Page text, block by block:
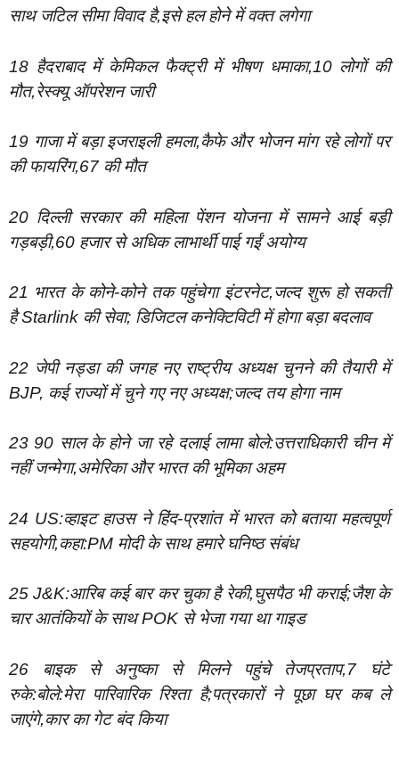
साथ जटिल सीमा विवाद है,इसे हल होने में वक्त लगेगा
18 हैदराबाद में केमिकल फैक्ट्री में भीषण धमाका,10 लोगों की
मौत,रेस्क्यू ऑपरेशन जारी
19 गाजा में बड़ा इजराइली हमला,कैफे और भोजन मांग रहे लोगों पर
की फायरिंग,67 की मौत
20 दिल्ली सरकार की महिला पेंशन योजना में सामने आई बड़ी
गड़बड़ी,60 हजार से अधिक लाभार्थी पाई गईं अयोग्य
21 भारत के कोने-कोने तक पहुंचेगा इंटरनेट,जल्द शुरू हो सकती
है Starlink की सेवा; डिजिटल कनेक्टिविटी में होगा बड़ा बदलाव
22 जेपी नड्डा की जगह नए राष्ट्रीय अध्यक्ष चुनने की तैयारी में
BJP, कई राज्यों में चुने गए नए अध्यक्ष;जल्द तय होगा नाम
23 90 साल के होने जा रहे दलाई लामा बोले:उत्तराधिकारी चीन में
नहीं जन्मेगा,अमेरिका और भारत की भूमिका अहम
24 US:व्हाइट हाउस ने हिंद-प्रशांत में भारत को बताया महत्वपूर्ण
सहयोगी,कहा:PM मोदी के साथ हमारे घनिष्ठ संबंध
25 J&K:आरिब कई बार कर चुका है रेकी,घुसपैठ भी कराई;जैश के
चार आतंकियों के साथ POK से भेजा गया था गाइड
26 बाइक से अनुष्का से मिलने पहुंचे तेजप्रताप,7 घंटे
रुके:बोले:मेरा पारिवारिक रिश्ता है;पत्रकारों ने पूछा घर कब ले
जाएंगे,कार का गेट बंद किया